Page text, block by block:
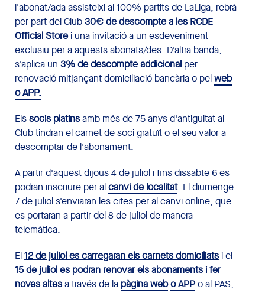
l'abonat/ada assisteixi al 100% partits de LaLiga, rebrà
per part del Club30€ de descompte a les RCDE
Official Storei una invitació a un esdeveniment
exclusiu per a aquests abonats/des. D'altra banda,
s'aplica un 3% de descompte addicional per
renovació mitjançant domiciliació bancària o pelweb
o APP.
Elssocis platinsamb més de 75 anys d'antiguitat al
Club tindran el carnet de soci gratuït o el seu valor a
descomptar de l'abonament.
A partir d'aquest dijous 4 de juliol i fins dissabte 6 es
podran inscriure per alcanvi de localitat. El diumenge
7 de juliol s'enviaran les cites per al canvi online, que
es portaran a partir del 8 de juliol de manera
telemàtica.
El12 de juliol es carregaran els carnets domiciliats i el
15 de juliol es podran renovar els abonaments i fer
noves altesa través de la pàgina webo APPo al PAS,